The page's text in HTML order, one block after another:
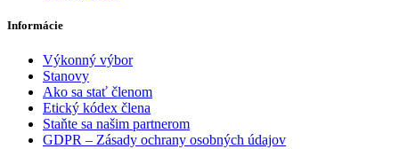
Informácie
Výkonný výbor
Stanovy
Ako sa stať členom
Etický kódex člena
Staňte sa našim partnerom
GDPR – Zásady ochrany osobných údajov